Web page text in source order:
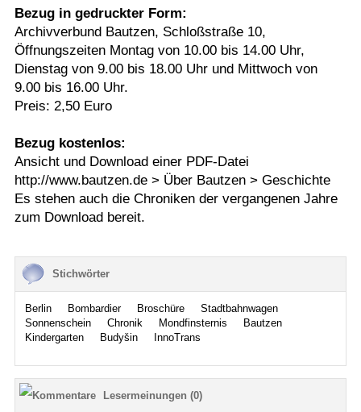
Bezug in gedruckter Form:
Archivverbund Bautzen, Schloßstraße 10,
Öffnungszeiten Montag von 10.00 bis 14.00 Uhr,
Dienstag von 9.00 bis 18.00 Uhr und Mittwoch von
9.00 bis 16.00 Uhr.
Preis: 2,50 Euro
Bezug kostenlos:
Ansicht und Download einer PDF-Datei
http://www.bautzen.de > Über Bautzen > Geschichte
Es stehen auch die Chroniken der vergangenen Jahre
zum Download bereit.
Stichwörter
Berlin Bombardier Broschüre
Stadtbahnwagen
Sonnenschein
Chronik Mondfinsternis
Bautzen
Kindergarten
Budyšin InnoTrans
Lesermeinungen (0)